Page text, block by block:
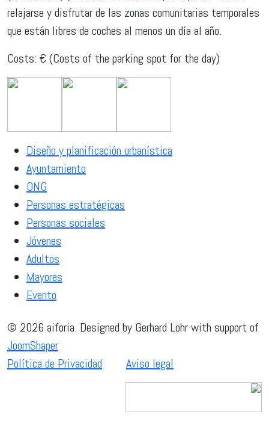
relajarse y disfrutar de las zonas comunitarias temporales
que están libres de coches al menos un día al año.
Costs: € (Costs of the parking spot for the day)
Diseño y planificación urbanística
Ayuntamiento
ONG
Personas estratégicas
Personas sociales
Jóvenes
Adultos
Mayores
Evento
© 2026 aiforia. Designed by Gerhard Löhr with support of
JoomShaper
Política de Privacidad
Aviso legal